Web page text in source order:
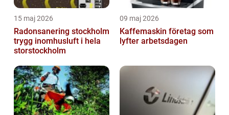
15 maj 2026
Radonsanering stockholm
trygg inomhusluft i hela
storstockholm
09 maj 2026
Kaffemaskin företag som
lyfter arbetsdagen